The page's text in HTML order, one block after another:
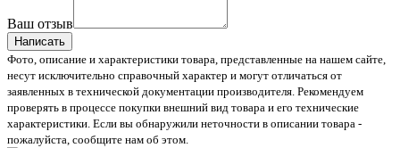
Ваш отзыв
Написать
Фото, описание и характеристики товара, представленные на нашем сайте,
несут исключительно справочный характер и могут отличаться от
заявленных в технической документации производителя. Рекомендуем
проверять в процессе покупки внешний вид товара и его технические
характеристики. Если вы обнаружили неточности в описании товара -
пожалуйста, сообщите нам об этом.